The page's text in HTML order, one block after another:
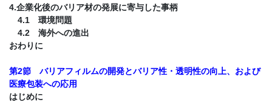
4.企業化後のバリア材の発展に寄与した事柄
4.1 環境問題
4.2 海外への進出
おわりに
第2節 バリアフィルムの開発とバリア性・透明性の向上、および
医療包装への応用
はじめに